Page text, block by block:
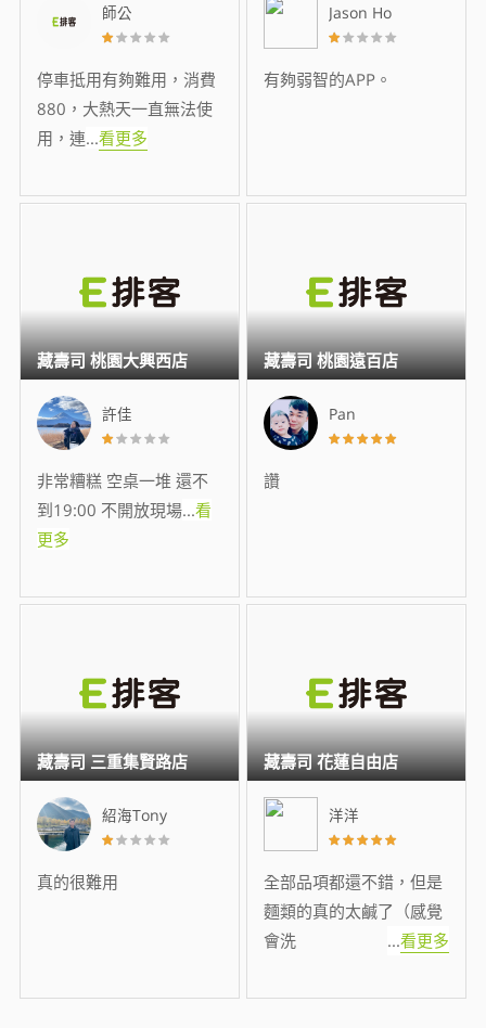
師公
停車抵用有夠難用，消費
880，大熱天一直無法使
用，連...看更多
Jason Ho
有夠弱智的APP。
許佳
非常糟糕 空桌一堆 還不
到19:00 不開放現場...看
更多
藏壽司 桃園大興西店
Pan
讚
藏壽司 桃園遠百店
紹海Tony
真的很難用
藏壽司 三重集賢路店
洋洋
全部品項都還不錯，但是
麵類的真的太鹹了（感覺
會洗
...看更多
藏壽司 花蓮自由店